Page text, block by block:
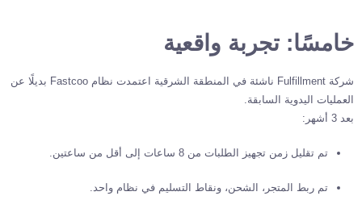
خامسًا: تجربة واقعية
شركة Fulfillment ناشئة في المنطقة الشرقية اعتمدت نظام Fastcoo بديلًا عن
العمليات اليدوية السابقة.
بعد 3 أشهر:
تم تقليل زمن تجهيز الطلبات من 8 ساعات إلى أقل من ساعتين.
تم ربط المتجر، الشحن، ونقاط التسليم في نظام واحد.